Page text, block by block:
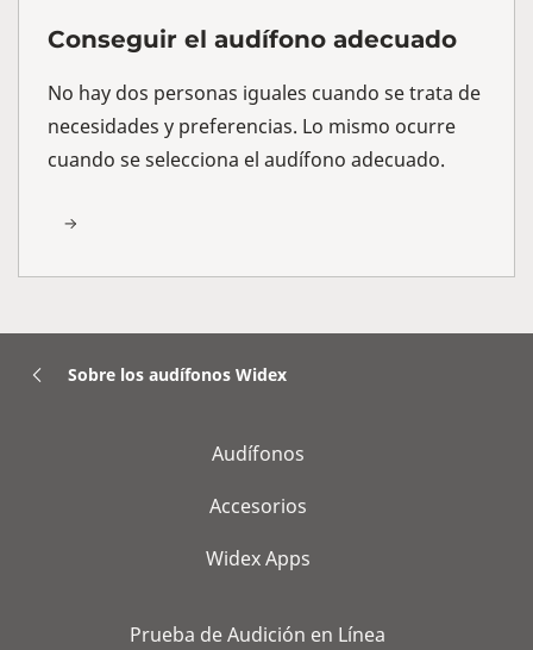
Conseguir el audífono adecuado
No hay dos personas iguales cuando se trata de
necesidades y preferencias. Lo mismo ocurre
cuando se selecciona el audífono adecuado.
Sobre los audífonos Widex
Audífonos
Accesorios
Widex Apps
Prueba de Audición en Línea